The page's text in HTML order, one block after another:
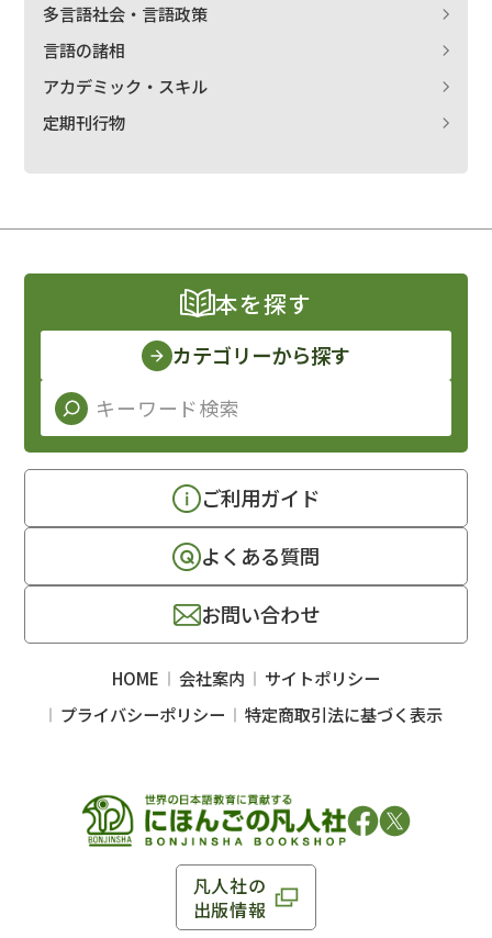
多言語社会・言語政策
言語の諸相
アカデミック・スキル
定期刊行物
凡人社の
出版情報
本を探す
カテゴリーから探す
ご利用ガイド
よくある質問
お問い合わせ
HOME 会社案内
サイトポリシー
プライバシーポリシー
特定商取引法に基づく表示